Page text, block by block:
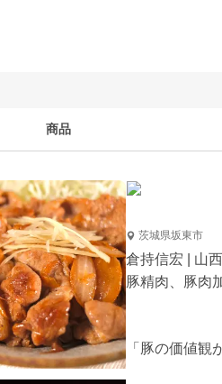
商品
茨城県坂東市
倉持信宏 | 山
豚精肉、豚肉
「豚の価値観